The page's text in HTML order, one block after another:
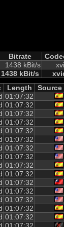
Bitrate
1438 kBit/s
1438 kBit/s
Length
Source
01:07:32
01:07:32
01:07:32
01:07:32
01:07:32
01:07:32
01:07:32
01:07:32
01:07:32
01:07:32
01:07:32
01:07:32
01:07:32
01:07:32
01:07:32